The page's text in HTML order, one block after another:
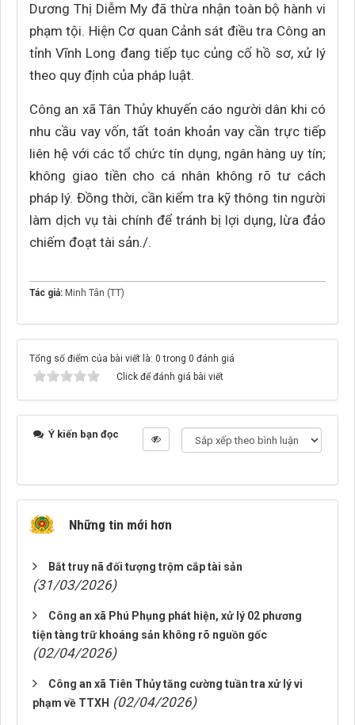
Dương Thị Diễm My đã thừa nhận toàn bộ hành vi
phạm tội. Hiện Cơ quan Cảnh sát điều tra Công an
tỉnh Vĩnh Long đang tiếp tục củng cố hồ sơ, xử lý
theo quy định của pháp luật.
Công an xã Tân Thủy khuyến cáo người dân khi có
nhu cầu vay vốn, tất toán khoản vay cần trực tiếp
liên hệ với các tổ chức tín dụng, ngân hàng uy tín;
không giao tiền cho cá nhân không rõ tư cách
pháp lý. Đồng thời, cần kiểm tra kỹ thông tin người
làm dịch vụ tài chính để tránh bị lợi dụng, lừa đảo
chiếm đoạt tài sản./.
Tác giả: Minh Tân (TT)
Tổng số điểm của bài viết là: 0 trong 0 đánh giá
Click để đánh giá bài viết
Ý kiến bạn đọc
Những tin mới hơn
Bắt truy nã đối tượng trộm cắp tài sản
(31/03/2026)
Công an xã Phú Phụng phát hiện, xử lý 02 phương
tiện tàng trữ khoáng sản không rõ nguồn gốc
(02/04/2026)
Công an xã Tiên Thủy tăng cường tuần tra xử lý vi
phạm về TTXH (02/04/2026)